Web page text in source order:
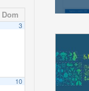
Dom
3
10